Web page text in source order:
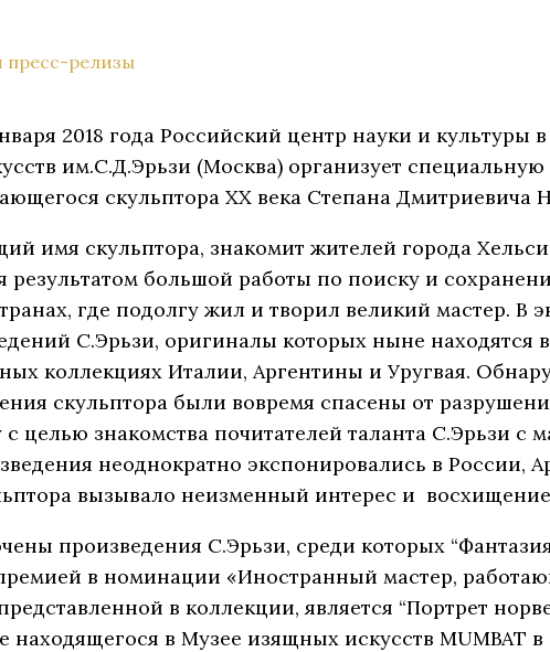
пресс-релизы
2018 года Российский центр науки и культуры
им.С.Д.Эрьзи (Москва) организует
скульптора ХХ века Степана Дмитриевича
имя скульптора, знакомит жителей города
результатом большой работы по поиску и
где подолгу жил и творил великий мастер. В
С.Эрьзи, оригиналы которых ныне находятся
коллекциях Италии, Аргентины и Уругвая.
скульптора были вовремя спасены от
целью знакомства почитателей таланта С.Эрьзи с
неоднократно экспонировались в России,
вызывало неизменный интерес и
произведения С.Эрьзи, среди которых
в номинации «Иностранный мастер,
в коллекции, является “Портрет
в Музее изящных искусств MUMBAT